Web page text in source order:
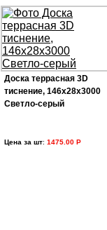
Доска террасная 3D
тиснение, 146х28х3000
Светло-серый
Цена за шт: 1475.00 Р